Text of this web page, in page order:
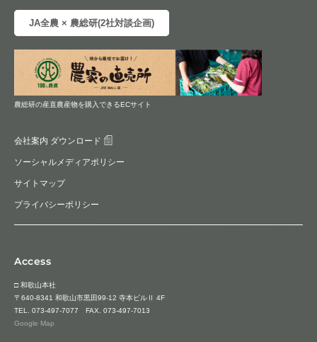
JA全農 × 農総研(2社対談企画)
農総研の産直農産物を購入できるECサイト
会社案内 ダウンロード
ソーシャルメディアポリシー
サイトマップ
プライバシーポリシー
Access
□ 和歌山本社
〒640-8341 和歌山市黒田99-12 寺本ビルⅡ 4F
TEL. 073-497-7077 FAX. 073-497-7013
Google Map